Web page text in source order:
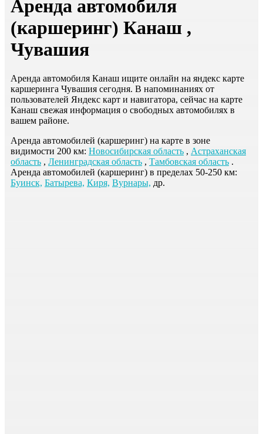
Аренда автомобиля
(каршеринг) Канаш ,
Чувашия
Аренда автомобиля Канаш ищите онлайн на яндекс карте
каршеринга Чувашия сегодня. В напоминаниях от
пользователей Яндекс карт и навигатора, сейчас на карте
Канаш свежая информация о свободных автомобилях в
вашем районе.
Аренда автомобилей (каршеринг) на карте в зоне
видимости 200 км: Новосибирская область , Астраханская
область , Ленинградская область , Тамбовская область .
Аренда автомобилей (каршеринг) в пределах 50-250 км:
Буинск, Батырева, Киря, Вурнары, др.